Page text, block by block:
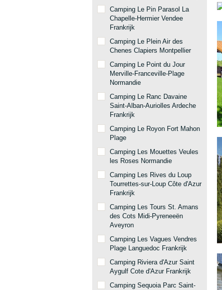
Camping Le Pin Parasol La
Chapelle-Hermier Vendee
Frankrijk
Camping Le Plein Air des
Chenes Clapiers Montpellier
Camping Le Point du Jour
Merville-Franceville-Plage
Normandie
Camping Le Ranc Davaine
Saint-Alban-Auriolles Ardeche
Frankrijk
Camping Le Royon Fort Mahon
Plage
Camping Les Mouettes Veules
les Roses Normandie
Camping Les Rives du Loup
Tourrettes-sur-Loup Côte d'Azur
Frankrijk
Camping Les Tours St. Amans
des Cots Midi-Pyreneeën
Aveyron
Camping Les Vagues Vendres
Plage Languedoc Frankrijk
Camping Riviera d'Azur Saint
Aygulf Cote d'Azur Frankrijk
Camping Sequoia Parc Saint-